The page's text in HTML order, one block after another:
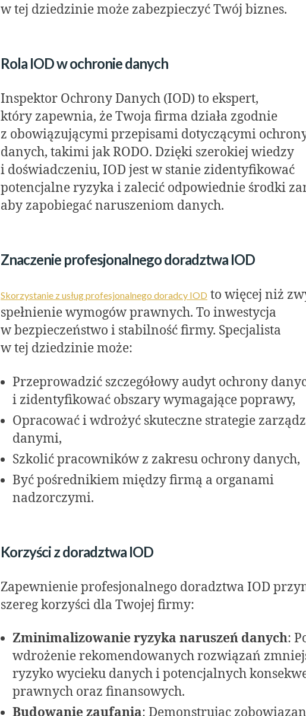
w tej dziedzinie może zabezpieczyć Twój biznes.
Rola IOD w ochronie danych
Inspektor Ochrony Danych (IOD) to ekspert,
który zapewnia, że Twoja firma działa zgodnie
z obowiązującymi przepisami dotyczącymi
danych, takimi jak RODO. Dzięki szerokiej wiedzy
i doświadczeniu, IOD jest w stanie zidentyfikować
potencjalne ryzyka i zalecić odpowiednie środki
aby zapobiegać naruszeniom danych.
Znaczenie profesjonalnego doradztwa IOD
Skorzystanie z usług profesjonalnego doradcy IOD to więcej niż
spełnienie wymogów prawnych. To inwestycja
w bezpieczeństwo i stabilność firmy. Specjalista
w tej dziedzinie może:
Przeprowadzić szczegółowy audyt ochrony
i zidentyfikować obszary wymagające poprawy,
Opracować i wdrożyć skuteczne strategie
danymi,
Szkolić pracowników z zakresu ochrony danych,
Być pośrednikiem między firmą a organami
nadzorczymi.
Korzyści z doradztwa IOD
Zapewnienie profesjonalnego doradztwa IOD
szereg korzyści dla Twojej firmy:
Zminimalizowanie ryzyka naruszeń danych:
wdrożenie rekomendowanych rozwiązań
ryzyko wycieku danych i potencjalnych
prawnych oraz finansowych.
Budowanie zaufania: Demonstrując